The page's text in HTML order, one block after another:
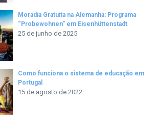
Moradia Gratuita na Alemanha: Programa
“Probewohnen” em Eisenhüttenstadt
25 de junho de 2025
Como funciona o sistema de educação em
Portugal
15 de agosto de 2022